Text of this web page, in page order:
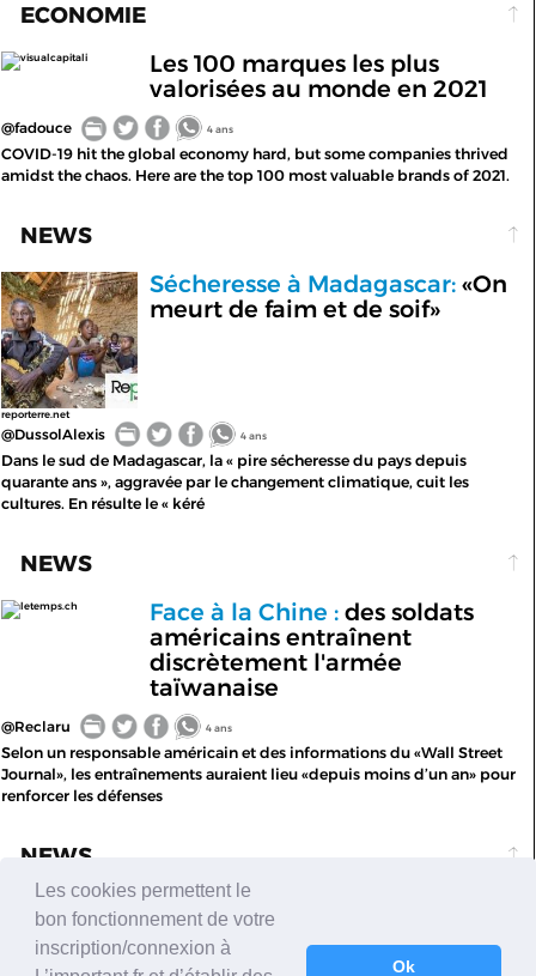
ECONOMIE
visualcapitali
Les 100 marques les plus
valorisées au monde en 2021
@fadouce 4 ans
COVID-19 hit the global economy hard, but some companies thrived
amidst the chaos. Here are the top 100 most valuable brands of 2021.
NEWS
reporterre.net
Sécheresse à Madagascar:«On
meurt de faim et de soif»
@DussolAlexis 4 ans
Dans le sud de Madagascar, la « pire sécheresse du pays depuis
quarante ans », aggravée par le changement climatique, cuit les
cultures. En résulte le « kéré
NEWS
letemps.ch Face à la Chine :des soldats
américains entraînent
discrètement l'armée
taïwanaise
@Reclaru 4 ans
Selon un responsable américain et des informations du «Wall Street
Journal», les entraînements auraient lieu «depuis moins d’un an» pour
renforcer les défenses
NEWS
leparisien.fr
IAM prendra en charge les
tests antigéniques de ses fans
lors de ses concerts
Les cookies permettent le
bon fonctionnement de votre
inscription/connexion à
Ok